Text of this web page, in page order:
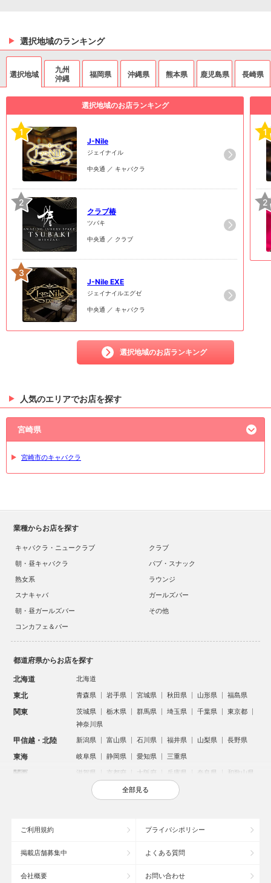
選択地域のランキング
選択地域
九州
沖縄
福岡県 沖縄県 熊本県 鹿児島県 長崎県
選択地域のお店ランキング
1
J-Nile
ジェイナイル
中央通 ／ キャバクラ
2
クラブ椿
ツバキ
中央通 ／ クラブ
3
J-Nile EXE
ジェイナイルエグゼ
中央通 ／ キャバクラ
選択地域のお店ランキング
1
2
人気のエリアでお店を探す
宮崎県
宮崎市のキャバクラ
業種からお店を探す
キャバクラ・ニュークラブ
クラブ
朝・昼キャバクラ
パブ・スナック
熟女系
ラウンジ
スナキャバ
ガールズバー
朝・昼ガールズバー
その他
コンカフェ＆バー
都道府県からお店を探す
北海道 北海道
東北 青森県 岩手県 宮城県 秋田県 山形県 福島県
関東 茨城県 栃木県 群馬県 埼玉県 千葉県
東京都
神奈川県
甲信越・北陸 新潟県 富山県 石川県 福井県 山梨県 長野県
東海 岐阜県 静岡県 愛知県 三重県
関西 滋賀県 京都府 大阪府 兵庫県 奈良県 和歌山県
鳥取県 島根県 岡山県 広島県
沖縄県
全部見る
ご利用規約 プライバシポリシー
掲載店舗募集中 よくある質問
会社概要 お問い合わせ